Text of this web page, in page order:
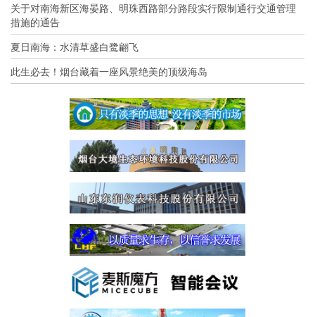
关于对南海新区海晏路、明珠西路部分路段实行限制通行交通管理
措施的通告
夏日南海：水清草盛白鹭翩飞
此生必去！烟台藏着一座风景绝美的顶级海岛